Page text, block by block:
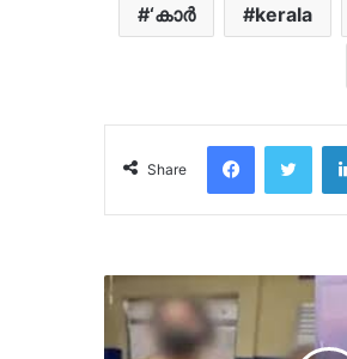
‘കാർ kerala
Share
Facebook